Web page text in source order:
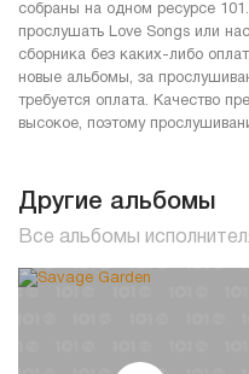
собраны на одном ресурсе
прослушать Love Songs или
сборника без каких-либо
новые альбомы, за
требуется оплата. Качество
высокое, поэтому
Другие альбомы
Все альбомы